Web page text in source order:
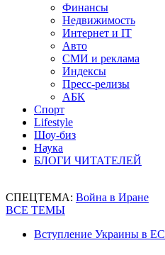
Финансы
Недвижимость
Интернет и IT
Авто
СМИ и реклама
Индексы
Пресс-релизы
АБК
Спорт
Lifestyle
Шоу-биз
Наука
БЛОГИ ЧИТАТЕЛЕЙ
СПЕЦТЕМА: Война в Иране
ВСЕ ТЕМЫ
Вступление Украины в ЕС